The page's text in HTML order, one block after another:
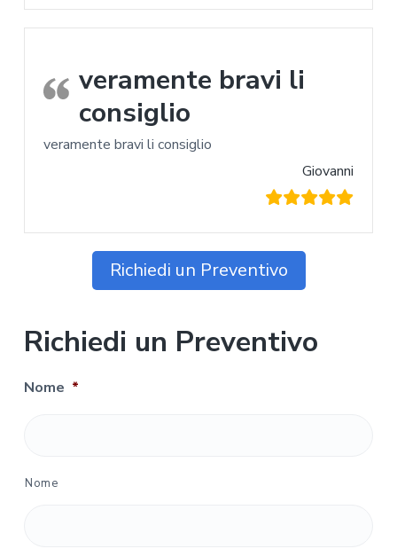
veramente bravi li
consiglio
veramente bravi li consiglio
Giovanni
Richiedi un Preventivo
Richiedi un Preventivo
Nome *
Nome